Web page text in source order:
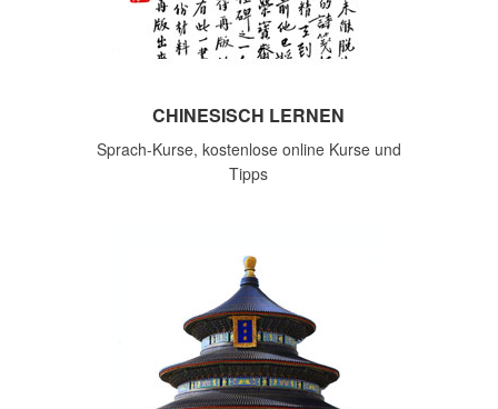
CHINESISCH LERNEN
Sprach-Kurse, kostenlose online Kurse und
Tipps